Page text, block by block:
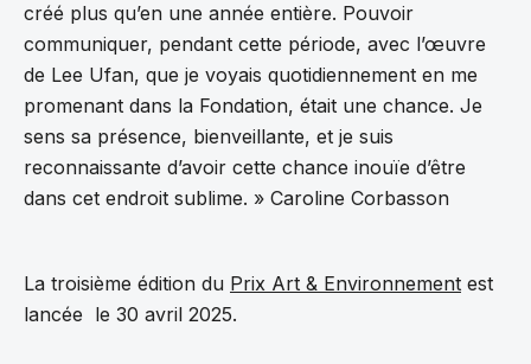
créé plus qu’en une année entière. Pouvoir
communiquer, pendant cette période, avec l’œuvre
de Lee Ufan, que je voyais quotidiennement en me
promenant dans la Fondation, était une chance. Je
sens sa présence, bienveillante, et je suis
reconnaissante d’avoir cette chance inouïe d’être
dans cet endroit sublime. » Caroline Corbasson
La troisième édition du Prix Art & Environnement est
lancée le 30 avril 2025.